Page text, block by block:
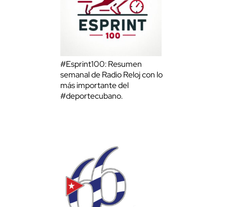
#Esprint100: Resumen
semanal de Radio Reloj con lo
más importante del
#deportecubano.